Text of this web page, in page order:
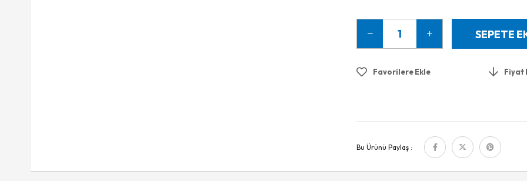
Favorilere Ekle Fiyat
Bu Ürünü Paylaş :